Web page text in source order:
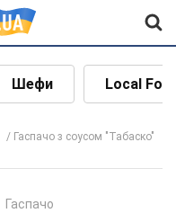
Шефи Local
Гаспачо з соусом "Табаско"
Гаспачо